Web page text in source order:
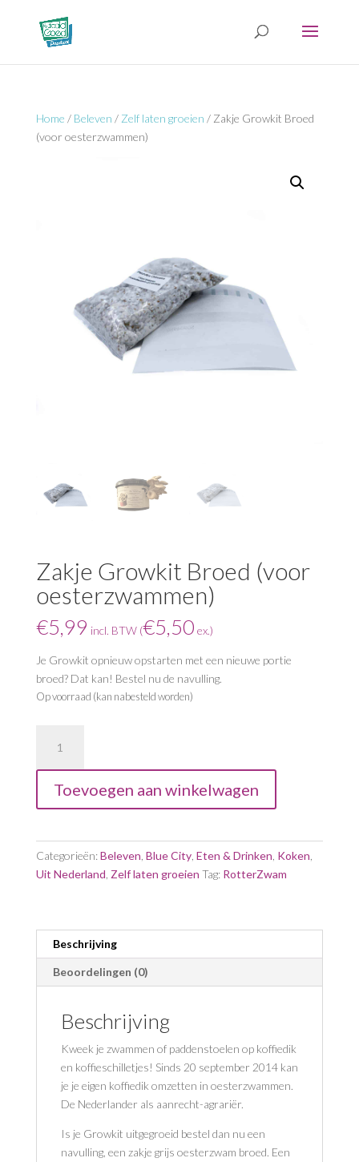
Home / Beleven / Zelf laten groeien / Zakje Growkit Broed
(voor oesterzwammen)
Zakje Growkit Broed (voor
oesterzwammen)
€5,99 incl. BTW (€5,50 ex.)
Je Growkit opnieuw opstarten met een nieuwe portie
broed? Dat kan! Bestel nu de navulling.
Op voorraad (kan nabesteld worden)
Growkit
Broed
(voor
oesterzwammen)
Toevoegen aan winkelwagen
Categorieën:Beleven Blue City, Eten & Drinken Koken
Uit Nederland Zelf laten groeien Tag: RotterZwam
Beschrijving
Beoordelingen (0)
Beschrijving
Kweek je zwammen of paddenstoelen op koffiedik
en koffieschilletjes! Sinds 20 september 2014 kan
je je eigen koffiedik omzetten in oesterzwammen.
De Nederlander als aanrecht-agrariër.
Is je Growkit uitgegroeid bestel dan nu een
navulling, een zakje grijs oesterzwam broed. Een